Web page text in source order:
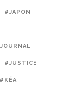
#JAPON
#JUSTICE
#KÉA